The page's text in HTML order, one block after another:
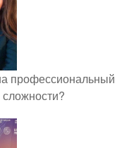
профессиональный